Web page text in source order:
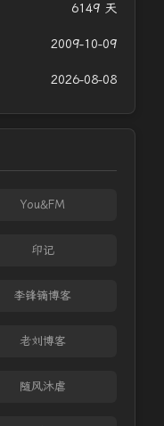
6149 天
2009-10-09
2026-08-08
You&FM
印记
李锋镝博客
老刘博客
随风沐虐